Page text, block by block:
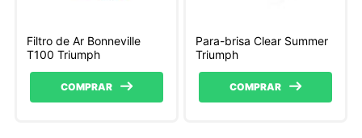
Filtro de Ar Bonneville
T100 Triumph
COMPRAR
Para-brisa Clear Summer
Triumph
COMPRAR